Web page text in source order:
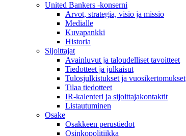
United Bankers -konserni
Arvot, strategia, visio ja missio
Medialle
Kuvapankki
Historia
Sijoittajat
Avainluvut ja taloudelliset tavoitteet
Tiedotteet ja julkaisut
Tulosjulkistukset ja vuosikertomukset
Tilaa tiedotteet
IR-kalenteri ja sijoittajakontaktit
Listautuminen
Osake
Osakkeen perustiedot
Osinkopolitiikka